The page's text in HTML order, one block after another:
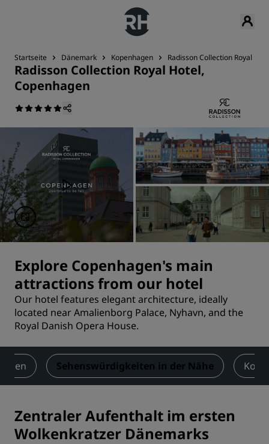
Startseite Dänemark Kopenhagen Radisson Collection Royal
Radisson Collection Royal Hotel,
Copenhagen
Explore Copenhagen's main
attractions from our hotel
Our hotel features elegant architecture, ideally
located near Amalienborg Palace, Nyhavn, and the
Royal Danish Opera House.
Sehenswürdigkeiten in der Nähe
Zentraler Aufenthalt im ersten
Wolkenkratzer Dänemarks